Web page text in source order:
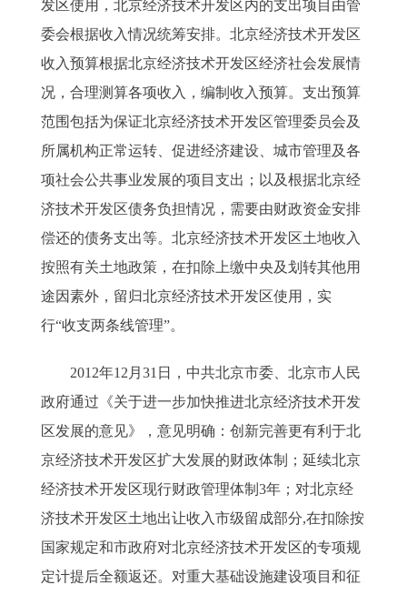
发区使用，北京经济技术开发区内的支出项目由管
委会根据收入情况统筹安排。北京经济技术开发区
收入预算根据北京经济技术开发区经济社会发展情
况，合理测算各项收入，编制收入预算。支出预算
范围包括为保证北京经济技术开发区管理委员会及
所属机构正常运转、促进经济建设、城市管理及各
项社会公共事业发展的项目支出；以及根据北京经
济技术开发区债务负担情况，需要由财政资金安排
偿还的债务支出等。北京经济技术开发区土地收入
按照有关土地政策，在扣除上缴中央及划转其他用
途因素外，留归北京经济技术开发区使用，实
行“收支两条线管理”。
2012年12月31日，中共北京市委、北京市人民
政府通过《关于进一步加快推进北京经济技术开发
区发展的意见》，意见明确：创新完善更有利于北
京经济技术开发区扩大发展的财政体制；延续北京
经济技术开发区现行财政管理体制3年；对北京经
济技术开发区土地出让收入市级留成部分,在扣除按
国家规定和市政府对北京经济技术开发区的专项规
定计提后全额返还。对重大基础设施建设项目和征